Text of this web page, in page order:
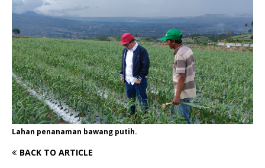
Lahan penanaman bawang putih.
BACK TO ARTICLE